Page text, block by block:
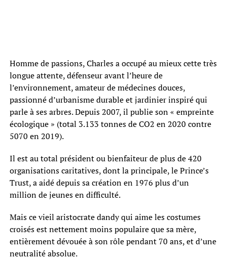
Homme de passions, Charles a occupé au mieux cette très
longue attente, défenseur avant l’heure de
l’environnement, amateur de médecines douces,
passionné d’urbanisme durable et jardinier inspiré qui
parle à ses arbres. Depuis 2007, il publie son « empreinte
écologique » (total 3.133 tonnes de CO2 en 2020 contre
5070 en 2019).
Il est au total président ou bienfaiteur de plus de 420
organisations caritatives, dont la principale, le Prince’s
Trust, a aidé depuis sa création en 1976 plus d’un
million de jeunes en difficulté.
Mais ce vieil aristocrate dandy qui aime les costumes
croisés est nettement moins populaire que sa mère,
entièrement dévouée à son rôle pendant 70 ans, et d’une
neutralité absolue.